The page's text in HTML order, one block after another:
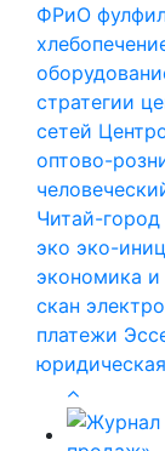
ФРиО
стратегии
сетей
оптово-
Читай-город
эко эко-
экономика
скан
платежи